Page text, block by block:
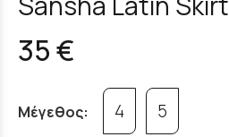
35 €
Μέγεθος: 4 5